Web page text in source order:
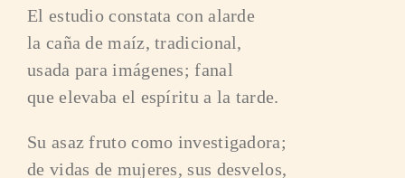
El estudio constata con alarde
la caña de maíz, tradicional,
usada para imágenes; fanal
que elevaba el espíritu a la tarde.
Su asaz fruto como investigadora;
de vidas de mujeres, sus desvelos,